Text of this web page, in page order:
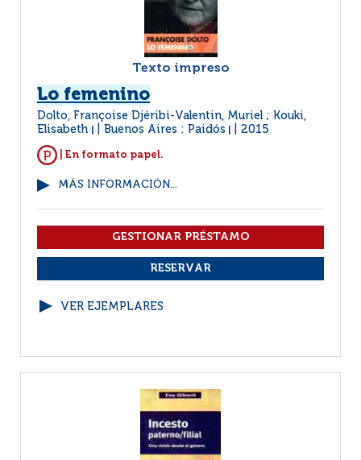
Texto impreso
Lo femenino
Dolto, Françoise Djéribi-Valentin, Muriel ; Kouki,
Elisabeth
Buenos Aires : Paidós 2015
| En formato papel.
MÁS INFORMACIÓN...
VER EJEMPLARES